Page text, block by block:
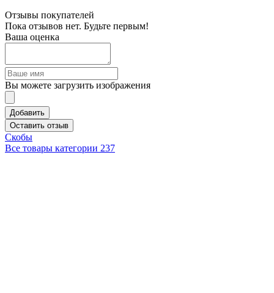
Отзывы покупателей
Пока отзывов нет. Будьте первым!
Ваша оценка
Вы можете загрузить изображения
Добавить
Оставить отзыв
Скобы
Все товары категории 237